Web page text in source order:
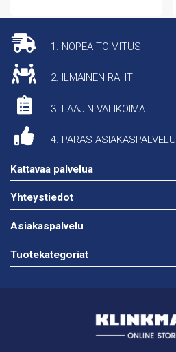
1. NOPEA TOIMITUS
2. ILMAINEN RAHTI
3. LAAJIN VALIKOIMA
4. PARAS ASIAKASPALVELU
Kattavaa palvelua
Yhteystiedot
Asiakaspalvelu
Tuotekategoriat